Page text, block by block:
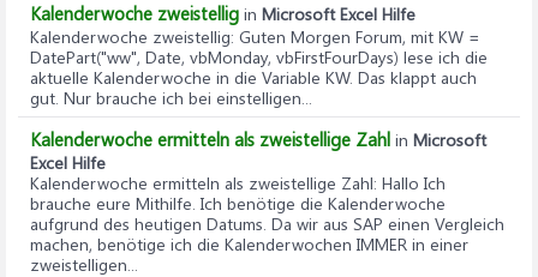
Kalenderwoche zweistellig in Microsoft Excel Hilfe
Kalenderwoche zweistellig: Guten Morgen Forum, mit KW =
DatePart("ww", Date, vbMonday, vbFirstFourDays) lese ich die
aktuelle Kalenderwoche in die Variable KW. Das klappt auch
gut. Nur brauche ich bei einstelligen...
Kalenderwoche ermitteln als zweistellige Zahl in Microsoft
Excel Hilfe
Kalenderwoche ermitteln als zweistellige Zahl: Hallo Ich
brauche eure Mithilfe. Ich benötige die Kalenderwoche
aufgrund des heutigen Datums. Da wir aus SAP einen Vergleich
machen, benötige ich die Kalenderwochen IMMER in einer
zweistelligen...